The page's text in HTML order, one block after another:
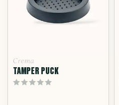
Crema
TAMPER PUCK